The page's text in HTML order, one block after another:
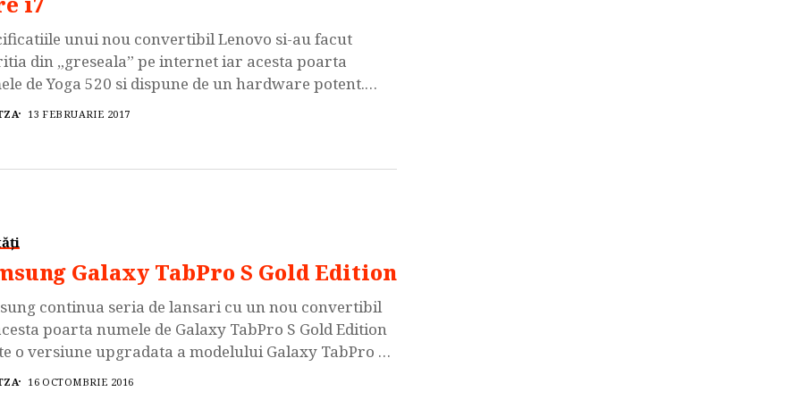
unui nou convertibil Lenovo si-au facut
din „greseala” pe internet iar acesta poarta
de Yoga 520 si dispune de un hardware potent.
13 FEBRUARIE 2017
Galaxy TabPro S Gold Edition
continua seria de lansari cu un nou convertibil
poarta numele de Galaxy TabPro S Gold Edition
o versiune upgradata a modelului Galaxy TabPro S.
16 OCTOMBRIE 2016